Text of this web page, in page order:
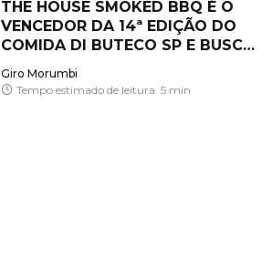
THE HOUSE SMOKED BBQ É O
VENCEDOR DA 14ª EDIÇÃO DO
COMIDA DI BUTECO SP E BUSCA
O TÍTULO INÉDITO NACIONAL
Giro Morumbi
Tempo estimado de leitura: 5 min